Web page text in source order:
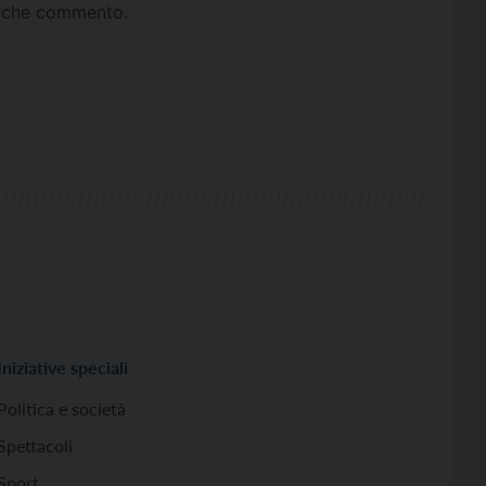
commento.
Iniziative speciali
Politica e società